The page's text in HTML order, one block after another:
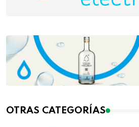
OTRAS CATEGORÍAS